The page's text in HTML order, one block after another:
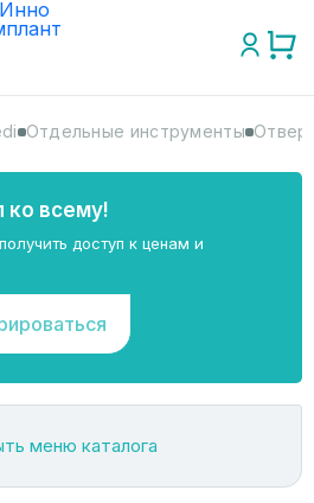
Отдельные инструменты
ко всему!
доступ к ценам и
меню каталога